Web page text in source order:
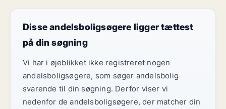
Disse andelsboligsøgere ligger tættest
på din søgning
Vi har i øjeblikket ikke registreret nogen
andelsboligsøgere, som søger andelsbolig
svarende til din søgning. Derfor viser vi
nedenfor de andelsboligsøgere, der matcher din